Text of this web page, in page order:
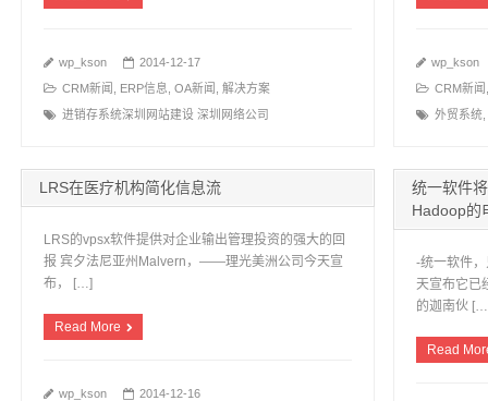
wp_kson
2014-12-17
CRM新闻
ERP信息 OA新闻
解决方案
进销存系统深圳网站建设 深圳网络公司
wp_kson
CRM新闻
外贸系统
LRS在医疗机构简化信息流
LRS的vpsx软件提供对企业输出管理投资的强大的回
报 宾夕法尼亚州Malvern，——理光美洲公司今天宣
布， […]
Read More
wp_kson
2014-12-16
统一软件
Hadoop的
-统一软件
天宣布它已
的迦南伙
Read